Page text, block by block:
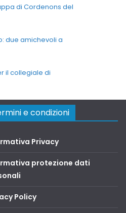
di Cordenons del
due amichevoli a
il collegiale di
e condizioni
Privacy
protezione dati
Policy